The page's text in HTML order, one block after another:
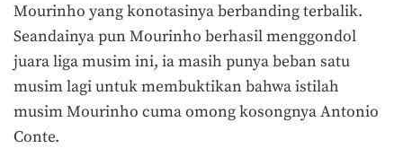
Mourinho yang konotasinya berbanding terbalik.
Seandainya pun Mourinho berhasil menggondol
juara liga musim ini, ia masih punya beban satu
musim lagi untuk membuktikan bahwa istilah
musim Mourinho cuma omong kosongnya Antonio
Conte.